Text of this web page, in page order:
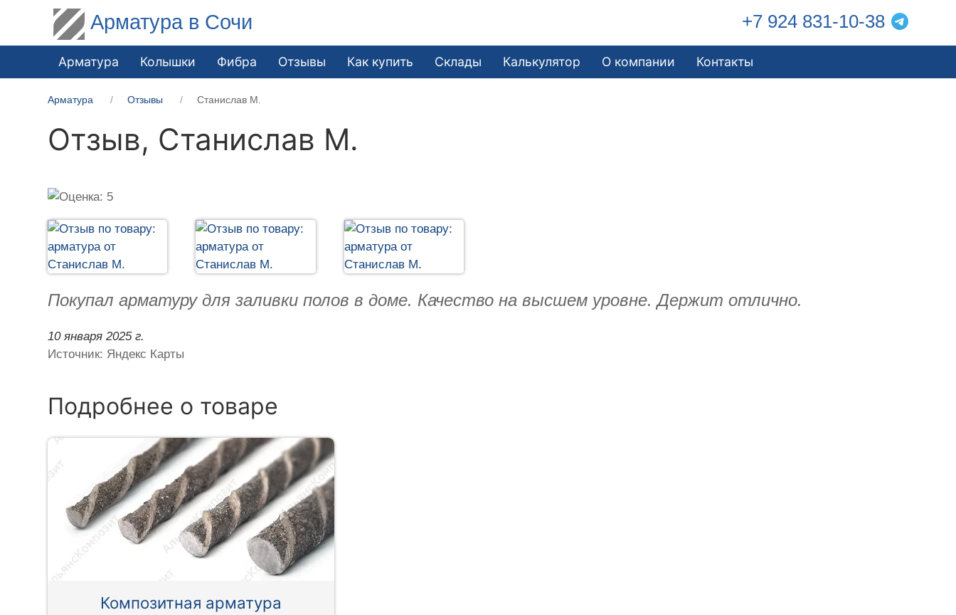
Арматура в Сочи +7 924 831-10-38
Арматура Колышки Фибра Отзывы Как купить Склады Калькулятор О компании Контакты
Арматура Отзывы Станислав М.
Отзыв, Станислав М.
Покупал арматуру для заливки полов в доме. Качество на высшем уровне. Держит отлично.
10 января 2025 г.
Источник: Яндекс Карты
Подробнее о товаре
Композитная арматура